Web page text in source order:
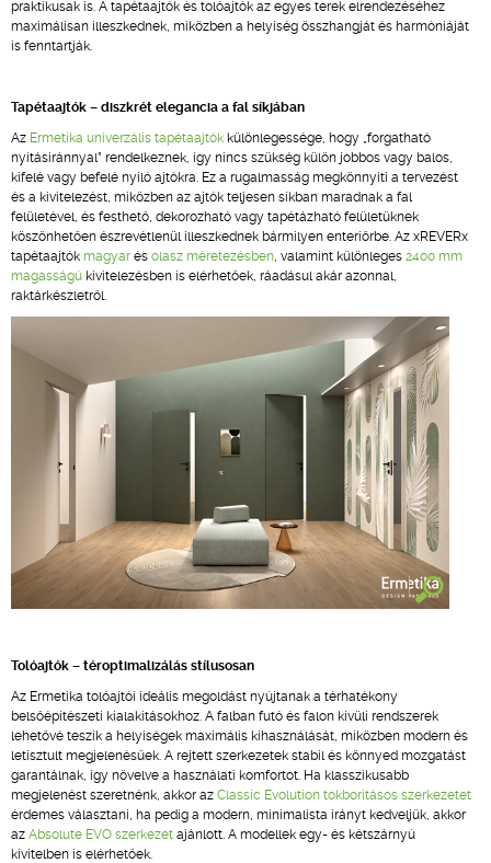
praktikusak is. A tapétaajtók és tolóajtók az egyes terek elrendezéséhez
maximálisan illeszkednek, miközben a helyiség összhangját és harmóniáját
is fenntartják.
Tapétaajtók – diszkrét elegancia a fal síkjában
Az Ermetika univerzális tapétaajtók különlegessége, hogy „forgatható
nyitásiránnyal” rendelkeznek, így nincs szükség külön jobbos vagy balos,
kifelé vagy befelé nyíló ajtókra. Ez a rugalmasság megkönnyíti a tervezést
és a kivitelezést, miközben az ajtók teljesen síkban maradnak a fal
felületével, és festhető, dekorozható vagy tapétázható felületüknek
köszönhetően észrevétlenül illeszkednek bármilyen enteriőrbe. Az xREVERx
tapétaajtók magyar és olasz méretezésben, valamint különleges 2400 mm
magasságú kivitelezésben is elérhetőek, ráadásul akár azonnal,
raktárkészletről.
Tolóajtók – téroptimalizálás stílusosan
Az Ermetika tolóajtói ideális megoldást nyújtanak a térhatékony
belsőépítészeti kialakításokhoz. A falban futó és falon kívüli rendszerek
lehetővé teszik a helyiségek maximális kihasználását, miközben modern és
letisztult megjelenésűek. A rejtett szerkezetek stabil és könnyed mozgatást
garantálnak, így növelve a használati komfortot. Ha klasszikusabb
megjelenést szeretnénk, akkor az Classic Evolution tokborításos szerkezetet
érdemes választani, ha pedig a modern, minimalista irányt kedveljük, akkor
az Absolute EVO szerkezet ajánlott. A modellek egy- és kétszárnyú
kivitelben is elérhetőek.